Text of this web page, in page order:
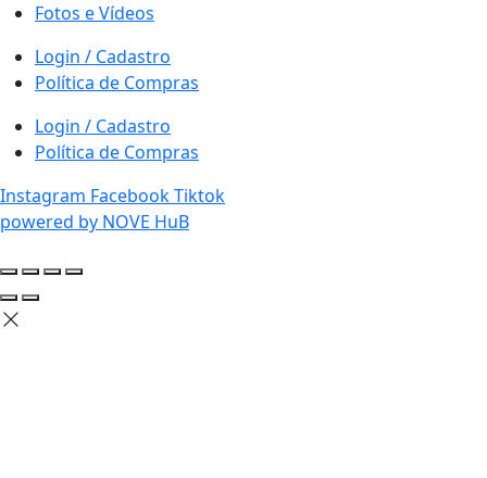
Fotos e Vídeos
Login / Cadastro
Política de Compras
Login / Cadastro
Política de Compras
Instagram FacebookTiktok
powered by NOVE HuB